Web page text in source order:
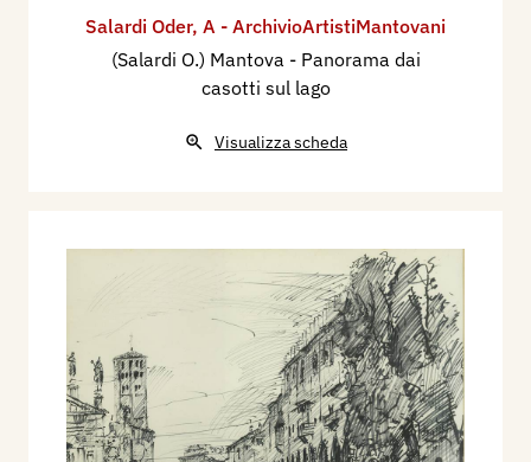
Salardi Oder, A - ArchivioArtistiMantovani
(Salardi O.) Mantova - Panorama dai
casotti sul lago
Visualizza scheda